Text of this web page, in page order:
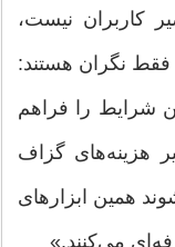
کاربران نیست،
فقط نگران هستند:
شرایط را فراهم
هزینه‌های گزاف
همین ابزارهای